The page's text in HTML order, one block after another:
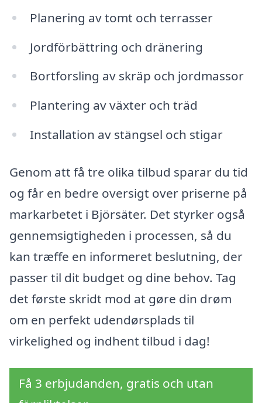
Planering av tomt och terrasser
Jordförbättring och dränering
Bortforsling av skräp och jordmassor
Plantering av växter och träd
Installation av stängsel och stigar
Genom att få tre olika tilbud sparar du tid
og får en bedre oversigt over priserne på
markarbetet i Björsäter. Det styrker også
gennemsigtigheden i processen, så du
kan træffe en informeret beslutning, der
passer til dit budget og dine behov. Tag
det første skridt mod at gøre din drøm
om en perfekt udendørsplads til
virkelighed og indhent tilbud i dag!
Få 3 erbjudanden, gratis och utan